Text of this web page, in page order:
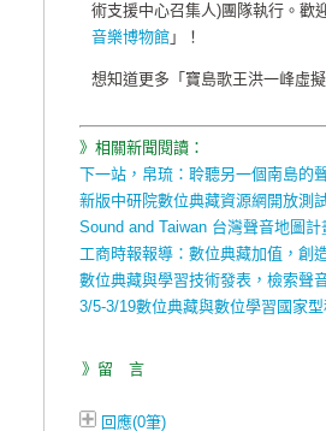
術支援中心召集人)團隊執行。歡
音樂博物館」！
想知道更多「寶島歌王洪一峰虛
》相關新聞閱讀：
下一站，帛琉：聆聽另一個南島的
新版中研院數位典藏資源網開放測
Sound and Taiwan 台灣聲音地圖計
工商時報報導：數位典藏加值，創
數位典藏與學習技術發表，檢索聲
3/5-3/19數位典藏與數位學習國家
》留 言
回應(0筆)